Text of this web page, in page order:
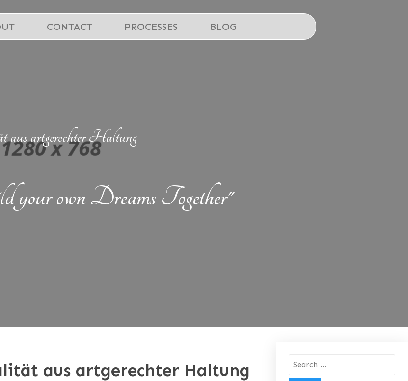
CONTACT PROCESSES BLOG
artgerechter Haltung
your own Dreams Together"
aus artgerechter Haltung
Search